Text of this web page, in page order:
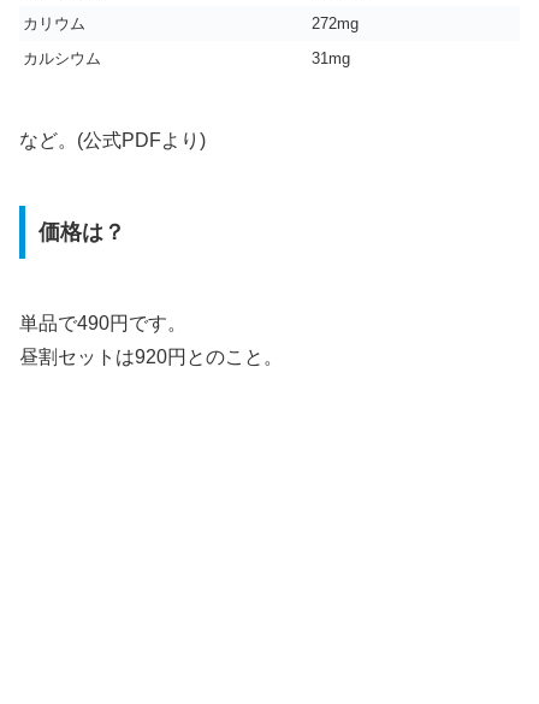
カリウム
272mg
カルシウム
31mg
など。(公式PDFより)
価格は？
単品で490円です。
昼割セットは920円とのこと。